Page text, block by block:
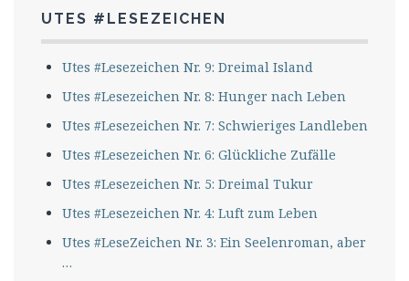
UTES #LESEZEICHEN
Utes #Lesezeichen Nr. 9: Dreimal Island
Utes #Lesezeichen Nr. 8: Hunger nach Leben
Utes #Lesezeichen Nr. 7: Schwieriges Landleben
Utes #Lesezeichen Nr. 6: Glückliche Zufälle
Utes #Lesezeichen Nr. 5: Dreimal Tukur
Utes #Lesezeichen Nr. 4: Luft zum Leben
Utes #LeseZeichen Nr. 3: Ein Seelenroman, aber
…